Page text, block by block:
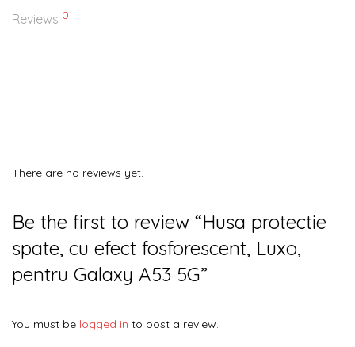
Reviews 0
There are no reviews yet.
Be the first to review “Husa protectie
spate, cu efect fosforescent, Luxo,
pentru Galaxy A53 5G”
You must be logged in to post a review.